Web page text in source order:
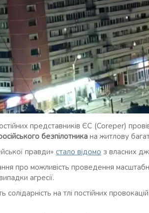
представників ЄС (Coreper)
безпілотника на житлову
правди» стало відомо з власних
про можливість проведення
агресії.
на тлі постійних